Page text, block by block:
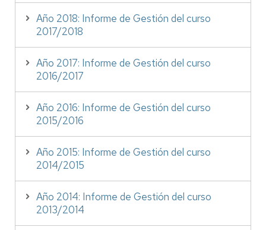
Año 2018: Informe de Gestión del curso
2017/2018
Año 2017: Informe de Gestión del curso
2016/2017
Año 2016: Informe de Gestión del curso
2015/2016
Año 2015: Informe de Gestión del curso
2014/2015
Año 2014: Informe de Gestión del curso
2013/2014